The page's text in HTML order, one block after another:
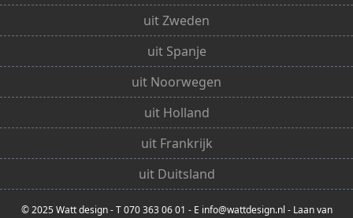
uit Zweden
uit Spanje
uit Noorwegen
uit Holland
uit Frankrijk
uit Duitsland
© 2025 Watt design - T 070 363 06 01 - E info@wattdesign.nl - Laan van